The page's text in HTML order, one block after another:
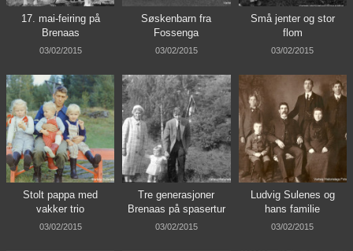
17. mai-feiring på
Brenaas
03/02/2015
Søskenbarn fra
Fossenga
03/02/2015
Små jenter og stor
flom
03/02/2015
Stolt pappa med
vakker trio
03/02/2015
Tre generasjoner
Brenaas på spasertur
03/02/2015
Ludvig Sulenes og
hans familie
03/02/2015